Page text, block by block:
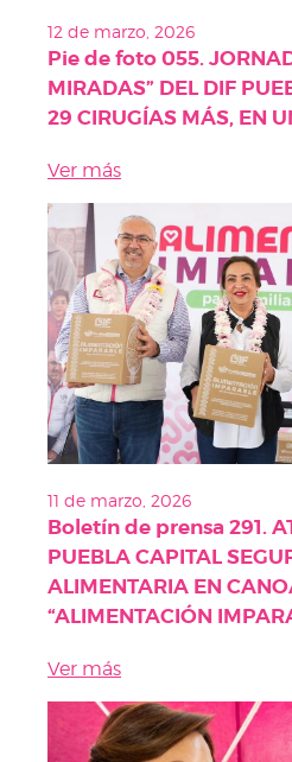
12 de marzo, 2026
Pie de foto 055.
MIRADAS” DEL DIF
29 CIRUGÍAS MÁS, EN
Ver más
11 de marzo, 2026
Boletín de prensa 291.
PUEBLA CAPITAL
ALIMENTARIA EN
“ALIMENTACIÓN
Ver más